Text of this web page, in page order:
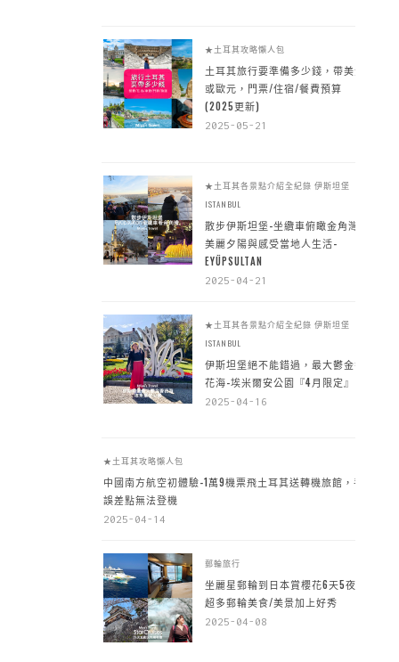
★土耳其攻略懶人包
土耳其旅行要準備多少錢，帶美金
或歐元，門票/住宿/餐費預算
(2025更新)
2025-05-21
★土耳其各景點介紹全紀錄 伊斯坦堡
ISTANBUL
散步伊斯坦堡-坐纜車俯瞰金角灣
美麗夕陽與感受當地人生活-
EYÜPSULTAN
2025-04-21
★土耳其各景點介紹全紀錄 伊斯坦堡
ISTANBUL
伊斯坦堡絕不能錯過，最大鬱金香
花海-埃米爾安公園『4月限定』
2025-04-16
★土耳其攻略懶人包
中國南方航空初體驗-1萬9機票飛土耳其送轉機旅館，手
誤差點無法登機
2025-04-14
郵輪旅行
坐麗星郵輪到日本賞櫻花6天5夜，
超多郵輪美食/美景加上好秀
2025-04-08